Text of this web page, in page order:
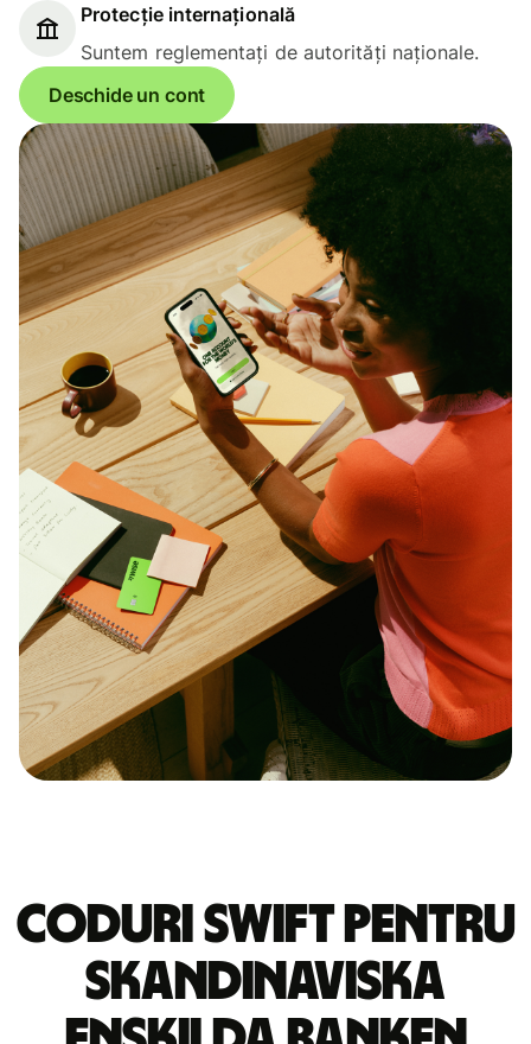
Protecție internațională
Suntem reglementați de autorități naționale.
Deschide un cont
Coduri Swift pentru
SKANDINAVISKA